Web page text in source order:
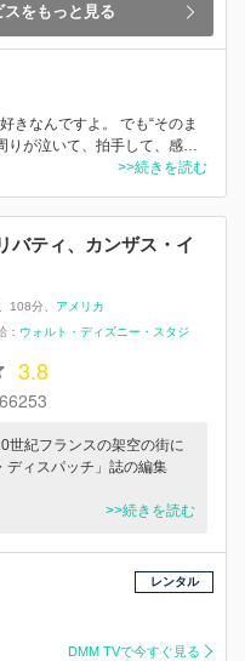
をもっと見る
きなんですよ。 でも“そのま
りが泣いて、拍手して、感…
>>続きを読む
ティ、カンザス・イ
108分
アメリカ
： ウォルト・ディズニー・スタジ
3.8
66253
世紀フランスの架空の街に
ディスパッチ」誌の編集
>>続きを読む
レンタル
DMM TVで今すぐ見る